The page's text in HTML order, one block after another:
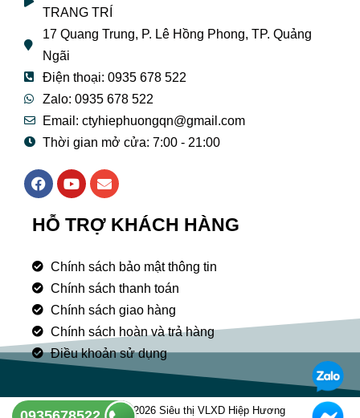
TRANG TRÍ
17 Quang Trung, P. Lê Hồng Phong, TP. Quảng
Ngãi
Điện thoại: 0935 678 522
Zalo: 0935 678 522
Email: ctyhiephuongqn@gmail.com
Thời gian mở cửa: 7:00 - 21:00
F
a
e
b
o
k
Y
o
t
u
e
E
n
e
l
p
e
HỖ TRỢ KHÁCH HÀNG
Chính sách bảo mật thông tin
Chính sách thanh toán
Chính sách giao hàng
Chính sách hoàn và trả hàng
Điều khoản sử dụng
Copyright © 2026 Siêu thị VLXD Hiệp Hương